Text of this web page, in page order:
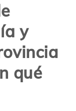
y
qué